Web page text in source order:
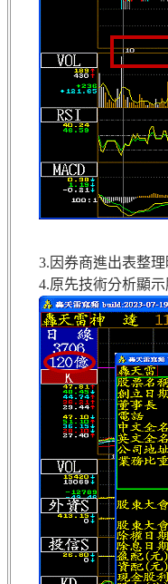
3.因券商進出表整
4.原先技術分析顯